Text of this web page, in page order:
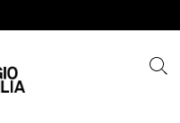
di Reggio Emilia